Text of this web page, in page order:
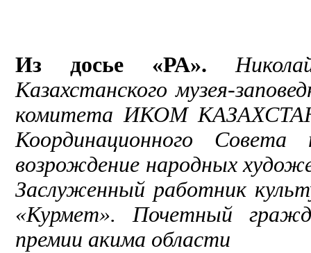
Из досье «РА».
Казахстанского музея-
комитета ИКОМ
Координационного
возрождение народных
Заслуженный работник
«Курмет». Почетный
премии акима области